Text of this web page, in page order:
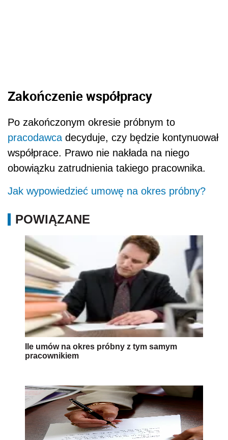
Zakończenie współpracy
Po zakończonym okresie próbnym to
pracodawca decyduje, czy będzie kontynuował
współprace. Prawo nie nakłada na niego
obowiązku zatrudnienia takiego pracownika.
Jak wypowiedzieć umowę na okres próbny?
POWIĄZANE
Ile umów na okres próbny z tym samym
pracownikiem